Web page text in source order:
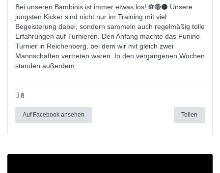
Bei unseren Bambinis ist immer etwas los! ⚽️🔴⚫ Unsere
jüngsten Kicker sind nicht nur im Training mit viel
Begeisterung dabei, sondern sammeln auch regelmäßig tolle
Erfahrungen auf Turnieren. Den Anfang machte das Funino-
Turnier in Reichenberg, bei dem wir mit gleich zwei
Mannschaften vertreten waren. In den vergangenen Wochen
standen außerdem
8
Auf Facebook ansehen Teilen